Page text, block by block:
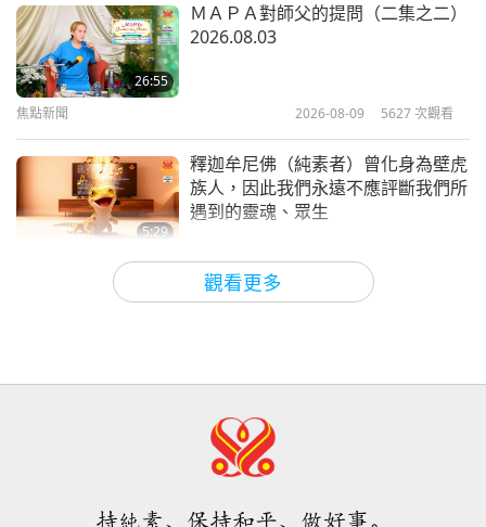
細煮慢熬塞內加爾燉菜（二集之一）
觀看更多
26:55
ＭＡＰＡ對師父的提問（二集之二）
2026.08.03
焦點新聞 2026-08-09 5627次觀看
5:29
釋迦牟尼佛（純素者）曾化身為壁虎
族人，因此我們永遠不應評斷我們所
遇到的靈魂、眾生
2026-08-09
1:43
預言第四一三集：與救世主喚醒真愛
持純素、保持和平、做好事。